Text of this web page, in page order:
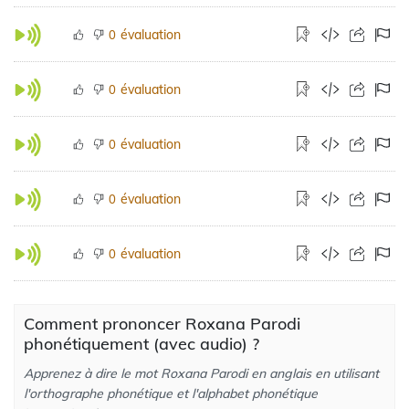
0 évaluation
0 évaluation
0 évaluation
0 évaluation
0 évaluation
Comment prononcer Roxana Parodi
phonétiquement (avec audio) ?
Apprenez à dire le mot Roxana Parodi en anglais en utilisant
l'orthographe phonétique et l'alphabet phonétique